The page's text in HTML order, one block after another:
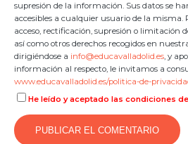
supresión de la información. Sus datos se
accesibles a cualquier usuario de la misma.
acceso, rectificación, supresión o limitación
así como otros derechos recogidos en
dirigiéndose a info@educavalladolid.es, y
información al respecto, le invitamos a
www.educavalladolid.es/politica-de-
He leído y aceptado las condiciones